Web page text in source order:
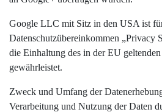
Google LLC mit Sitz in den USA ist
Datenschutzübereinkommen „Privacy
die Einhaltung des in der EU
gewährleistet.
Zweck und Umfang der
Verarbeitung und Nutzung der Daten